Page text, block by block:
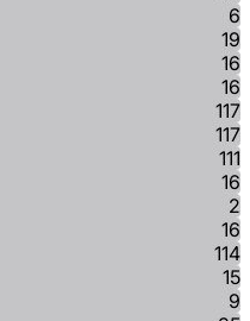
6
19
16
16
117
117
111
16
2
16
114
15
9